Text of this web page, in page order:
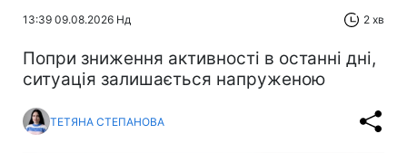
13:39 09.08.2026 Нд 2 хв
Попри зниження активності в останні дні,
ситуація залишається напруженою
ТЕТЯНА СТЕПАНОВА